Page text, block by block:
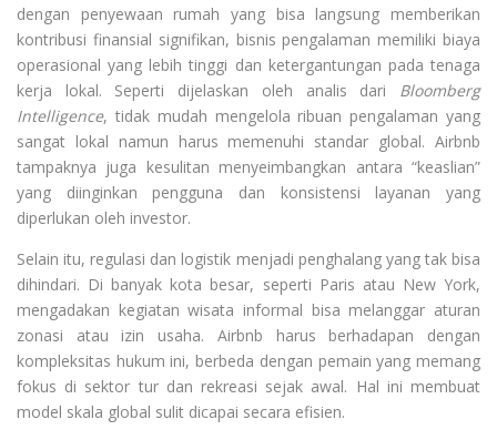
dengan penyewaan rumah yang bisa langsung memberikan
kontribusi finansial signifikan, bisnis pengalaman memiliki biaya
operasional yang lebih tinggi dan ketergantungan pada tenaga
kerja lokal. Seperti dijelaskan oleh analis dari Bloomberg
Intelligence, tidak mudah mengelola ribuan pengalaman yang
sangat lokal namun harus memenuhi standar global. Airbnb
tampaknya juga kesulitan menyeimbangkan antara “keaslian”
yang diinginkan pengguna dan konsistensi layanan yang
diperlukan oleh investor.
Selain itu, regulasi dan logistik menjadi penghalang yang tak bisa
dihindari. Di banyak kota besar, seperti Paris atau New York,
mengadakan kegiatan wisata informal bisa melanggar aturan
zonasi atau izin usaha. Airbnb harus berhadapan dengan
kompleksitas hukum ini, berbeda dengan pemain yang memang
fokus di sektor tur dan rekreasi sejak awal. Hal ini membuat
model skala global sulit dicapai secara efisien.